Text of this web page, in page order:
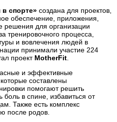
спорте» создана для проектов,
обеспечение, приложения,
решения для организации
тренировочного процесса,
и вовлечения людей в
принимали участие 224
проект MotherFit
и эффективные
составлены
помогают решить
в спине, избавиться от
Также есть комплекс
после родов.